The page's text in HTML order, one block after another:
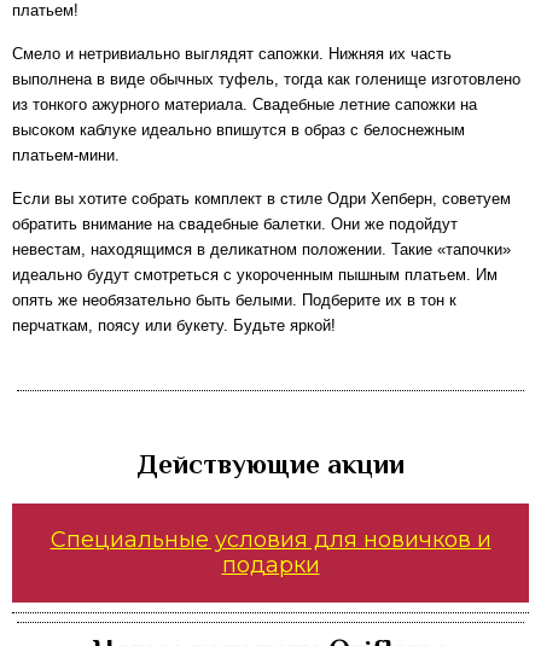
платьем!
Смело и нетривиально выглядят сапожки. Нижняя их часть
выполнена в виде обычных туфель, тогда как голенище изготовлено
из тонкого ажурного материала. Свадебные летние сапожки на
высоком каблуке идеально впишутся в образ с белоснежным
платьем-мини.
Если вы хотите собрать комплект в стиле Одри Хепберн, советуем
обратить внимание на свадебные балетки. Они же подойдут
невестам, находящимся в деликатном положении. Такие «тапочки»
идеально будут смотреться с укороченным пышным платьем. Им
опять же необязательно быть белыми. Подберите их в тон к
перчаткам, поясу или букету. Будьте яркой!
Действующие акции
Специальные условия для новичков и
подарки